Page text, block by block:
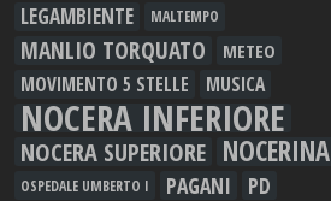
LEGAMBIENTE MALTEMPO
MANLIO TORQUATO METEO
MOVIMENTO 5 STELLE MUSICA
NOCERA INFERIORE
NOCERA SUPERIORE NOCERINA
OSPEDALE UMBERTO I PAGANI PD